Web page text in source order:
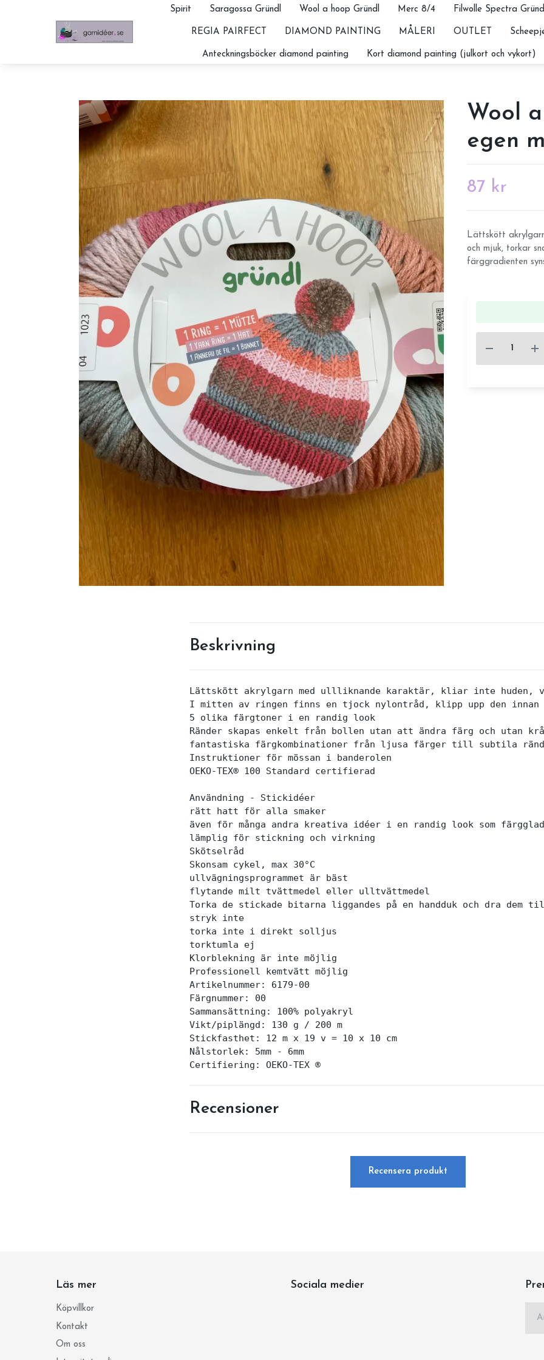
Spirit Saragossa Gründl Wool a hoop Gründl Merc 8/4 Filwolle Spectra Gründl
REGIA PAIRFECT DIAMOND PAINTING MÅLERI OUTLET
Anteckningsböcker diamond painting Kort diamond painting (julkort och vykort)
Wool
egen
87 kr
Lättskött
och mjuk, torkar
färggradienten
Beskrivning
Lättskött akrylgarn med ullliknande karaktär, kliar inte huden,
I mitten av ringen finns en tjock nylontråd, klipp upp den innan
5 olika färgtoner i en randig look
Ränder skapas enkelt från bollen utan att ändra färg och utan
fantastiska färgkombinationer från ljusa färger till subtila
Instruktioner för mössan i banderolen
OEKO-TEX® 100 Standard certifierad
Användning - Stickidéer
rätt hatt för alla smaker
även för många andra kreativa idéer i en randig look som färgglad
lämplig för stickning och virkning
Skötselråd
Skonsam cykel, max 30°C
ullvägningsprogrammet är bäst
flytande milt tvättmedel eller ulltvättmedel
Torka de stickade bitarna liggandes på en handduk och dra dem
stryk inte
torka inte i direkt solljus
torktumla ej
Klorblekning är inte möjlig
Professionell kemtvätt möjlig
Artikelnummer: 6179-00
Färgnummer: 00
Sammansättning: 100% polyakryl
Vikt/piplängd: 130 g / 200 m
Stickfasthet: 12 m x 19 v = 10 x 10 cm
Nålstorlek: 5mm - 6mm
Certifiering: OEKO-TEX ®
Recensioner
Recensera produkt
Läs mer
Köpvillkor
Kontakt
Om oss
Sociala medier